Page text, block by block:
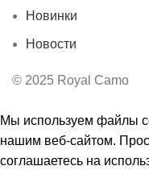
Новинки
Новости
© 2025 Royal Camo
Мы используем файлы
нашим веб-сайтом.
соглашаетесь на